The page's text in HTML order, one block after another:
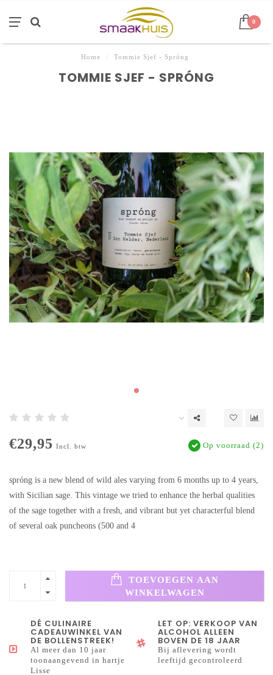
0
Home Tommie Sjef - Spróng
TOMMIE SJEF - SPRÓNG
€29,95 Incl. btw Op voorraad (2)
spróng is a new blend of wild ales varying from 6 months up to 4 years,
with Sicilian sage. This vintage we tried to enhance the herbal qualities
of the sage together with a fresh, and vibrant but yet characterful blend
of several oak puncheons (500 and 4
TOEVOEGEN AAN
WINKELWAGEN
DÉ CULINAIRE
CADEAUWINKEL VAN
DE BOLLENSTREEK!
Al meer dan 10 jaar
toonaangevend in hartje
Lisse
LET OP: VERKOOP VAN
ALCOHOL ALLEEN
BOVEN DE 18 JAAR
Bij aflevering wordt
leeftijd gecontroleerd